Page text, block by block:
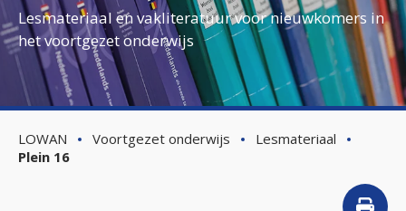
Lesmateriaal en vakliteratuur voor nieuwkomers in
het voortgezet onderwijs
LOWAN Voortgezet onderwijs
Lesmateriaal
Plein 16